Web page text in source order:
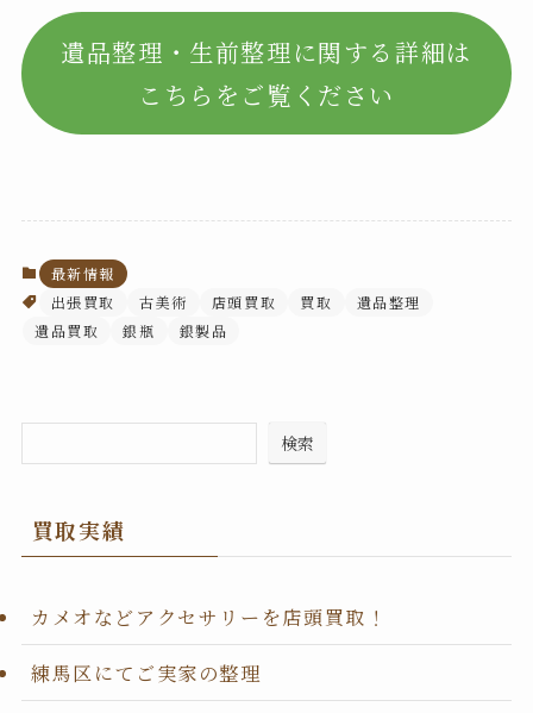
遺品整理・生前整理に関する詳細は
こちらをご覧ください
最新情報
出張買取
古美術 店頭買取 買取
遺品整理
遺品買取
銀瓶 銀製品
検索
買取実績
カメオなどアクセサリーを店頭買取！
練馬区にてご実家の整理